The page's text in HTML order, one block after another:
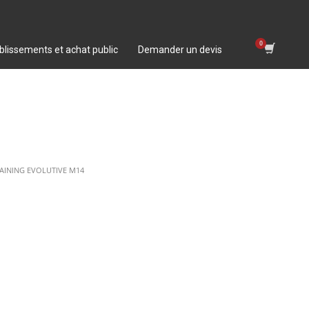
et achat public Demander un devis
EVOLUTIVE M14